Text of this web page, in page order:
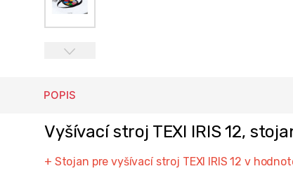
POPIS
Vyšívací stroj TEXI IRIS 12,
+ Stojan pre vyšívací stroj TEXI IRIS 12 v